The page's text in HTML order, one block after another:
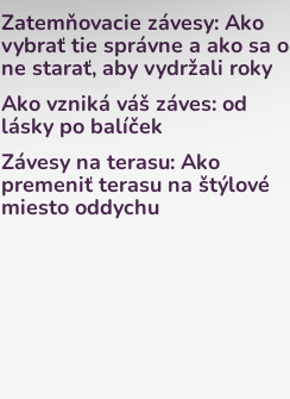
Zatemňovacie závesy: Ako
vybrať tie správne a ako sa o
ne starať, aby vydržali roky
Ako vzniká váš záves: od
lásky po balíček
Závesy na terasu: Ako
premeniť terasu na štýlové
miesto oddychu